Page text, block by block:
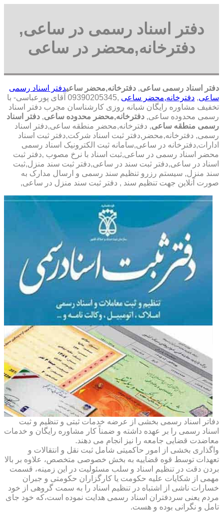
دفتر اسناد رسمی در ساعی,
دفترخانه,محضر در ساعی
دفتر اسناد رسمی ساعی, دفترخانه,محضر ساعیدفتر اسناد رسمی
ساعی, دفترخانه,محضر ساعی
,09390205345 آقای پورعباسی- با
تخفیف مشاوره رايگان شبانه روزی کارشناسان مجرب دفتر اسناد
رسمی محدوده ساعی, دفترخانه,محضر محدوده ساعی, دفتر اسناد
رسمی منطقه ساعی, دفترخانه,محضر منطقه ساعی,دفتر اسناد
رسمی, دفترخانه,محضر,دفتر ثبت اسناد شرکت,دفتر ثبت اسناد
ادارات,دفترخانه در ساعی,سامانه ثبت الکترونیک اسناد رسمی
محضر اسناد رسمی در ساعی,ثبت اسناد با نرخ مصوب ,دفتر ثبت
اسناد در ساعی,دفتر ثبت سند در ساعی,دفتر ثبت سند منزل,ثبت
سند منزل, سیستم رزرو تنظیم سند رسمی و ارسال مدارک به
صورت آنلاین جهت تنظیم سند , دفتر ثبت سند منزل در ساعی,
دفاتر اسناد رسمی بخشی از عرضه خدمات ثبتی و تنظیم و ثبت
اسناد رسمی را بر عهده داشته و ضمناً کار مشاوره رایگان و خدمات
معاضدت قضایی جامعه را نیز انجام می دهند.
واگذاری بخشی از امور حاکمیتی شامل ثبت نقل و انتقالات و
تعهدات توسط قوه قضاییه به بخش خصوصی متخصص، علاوه بر بالا
بردن دقت در تنظیم اسناد و سلب مسئولیت در این زمینه، قسمت
مهمی از شکایات علیه حکومت یا کارگزاران حکومتی و جبران
خسارات ناشی از اشتباه در تنظیم اسناد را به سمت گروهی از خود
مردم یعنی سردفتران اسناد رسمی هدایت نموده است،که خود جای
تامل و نگرانی بوده و هست.